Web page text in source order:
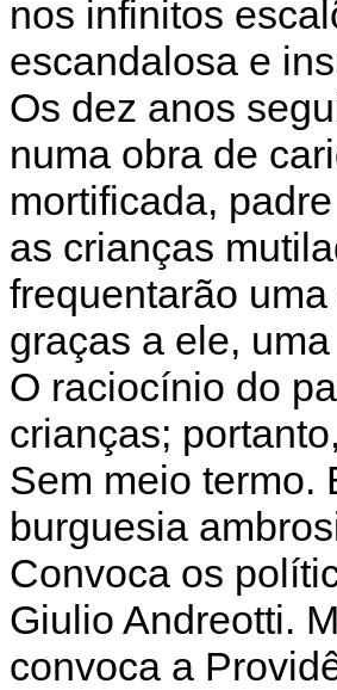
nos infinitos
escandalosa e
Os dez anos
numa obra de
mortificada,
as crianças
frequentarão
graças a ele,
O raciocínio do
crianças;
Sem meio termo.
burguesia
Convoca os
Giulio Andreotti.
convoca a